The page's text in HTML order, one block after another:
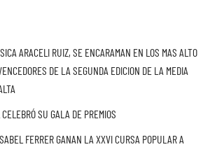
ARACELI RUIZ, SE ENCARAMAN EN LOS MAS ALTO
DE LA SEGUNDA EDICION DE LA MEDIA
SU GALA DE PREMIOS
FERRER GANAN LA XXVI CURSA POPULAR A